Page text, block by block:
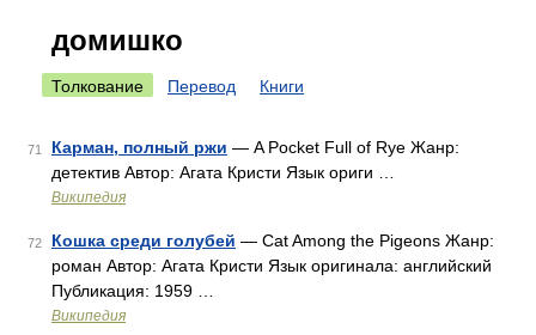
домишко
Толкование Перевод Книги
71 Карман, полный ржи — A Pocket Full of Rye Жанр:
детектив Автор: Агата Кристи Язык ориги …
Википедия
72 Кошка среди голубей — Cat Among the Pigeons Жанр:
роман Автор: Агата Кристи Язык оригинала: английский
Публикация: 1959 …
Википедия